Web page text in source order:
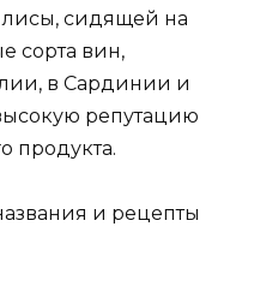
лисы, сидящей на
сорта вин,
в Сардинии и
репутацию
продукта.